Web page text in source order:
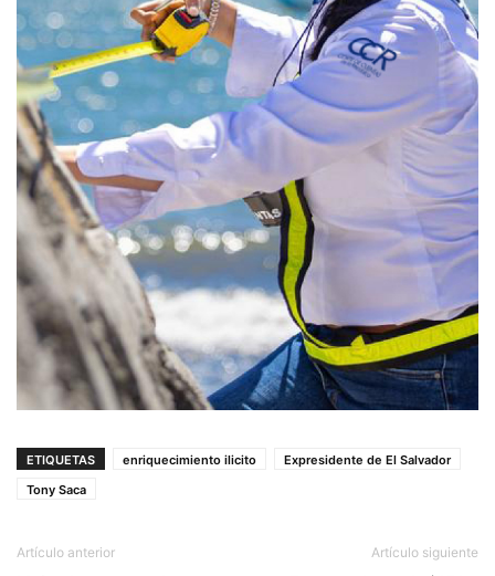
ETIQUETAS enriquecimiento ilicito
Expresidente de El Salvador
Tony Saca
Artículo anterior Artículo siguiente